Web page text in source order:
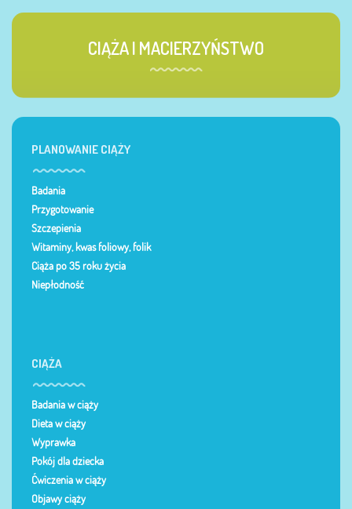
CIĄŻA I MACIERZYŃSTWO
PLANOWANIE CIĄŻY
Badania
Przygotowanie
Szczepienia
Witaminy, kwas foliowy, folik
Ciąża po 35 roku życia
Niepłodność
CIĄŻA
Badania w ciąży
Dieta w ciąży
Wyprawka
Pokój dla dziecka
Ćwiczenia w ciąży
Objawy ciąży